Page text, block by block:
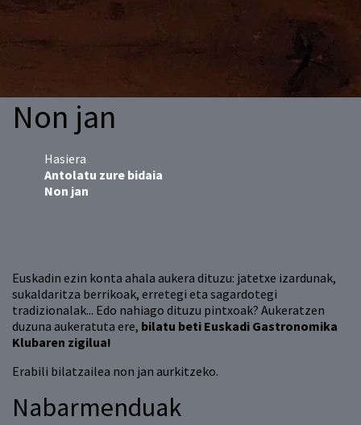
Non jan
Hasiera
Antolatu zure bidaia
Non jan
Euskadin ezin konta ahala aukera dituzu: jatetxe izardunak,
sukaldaritza berrikoak, erretegi eta sagardotegi
tradizionalak... Edo nahiago dituzu pintxoak? Aukeratzen
duzuna aukeratuta ere, bilatu beti Euskadi Gastronomika
Klubaren zigilua!
Erabili bilatzailea non jan aurkitzeko.
Nabarmenduak